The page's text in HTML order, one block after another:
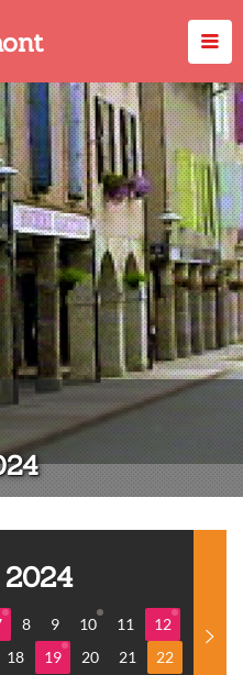
8 9 10 11
12
18 19 20 21
22